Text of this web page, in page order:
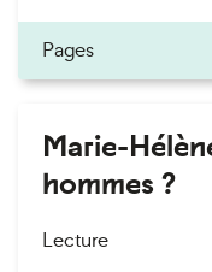
Pages
Marie-
hommes ?
Lecture